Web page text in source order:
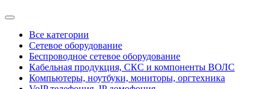
Все категории
Сетевое оборудование
Беспроводное сетевое оборудование
Кабельная продукция, СКС и компоненты ВОЛС
Компьютеры, ноутбуки, мониторы, оргтехника